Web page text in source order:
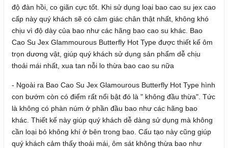
độ đàn hồi, co giãn cực tốt. Khi sử dụng loại bao cao su jex cao
cấp này quý khách sẽ có cảm giác chân thật nhất, không khó
chịu vì độ dày của bao như các hãng bao cao su khác. Bao
Cao Su Jex Glammourous Butterfly Hot Type được thiết kế ôm
trọn dương vật, giúp quý khách sử dụng sản phẩm dễ chịu
thoải mái nhất, xua tan nỗi lo thừa bao cao su nữa
- Ngoài ra Bao Cao Su Jex Glamourous Butterfly Hot Type hình
con bướm còn có điểm rất nổi bật đó là " không đầu thừa". Tức
là không có phàn núm ở phần đầu bao như các hãng bao
khác. Thiết kế này giúp quý khách dễ dàng sử dụng mà không
cần loại bỏ không khí ở bên trong bao. Cấu tạo này cũng giúp
quý khách cảm thấy thoải mái, ôm sát không thừa bao như